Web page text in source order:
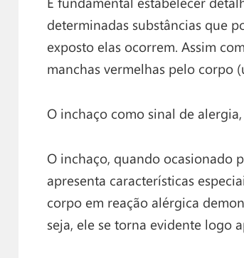
determinadas substâncias que
exposto elas ocorrem. Assim
manchas vermelhas pelo corpo
O inchaço como sinal de
O inchaço, quando ocasionado
apresenta características
corpo em reação alérgica
seja, ele se torna evidente logo